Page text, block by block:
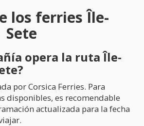
los ferries Île-
Sete
opera la ruta Île-
por Corsica Ferries. Para
disponibles, es recomendable
actualizada para la fecha